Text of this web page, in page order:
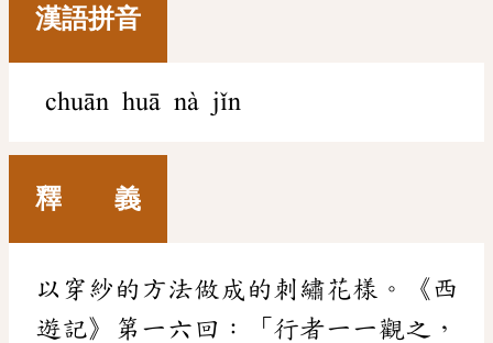
漢語拼音
chuān huā nà jǐn
釋 義
以穿紗的方法做成的刺繡花樣。《西
遊記》第一六回：「行者一一觀之，